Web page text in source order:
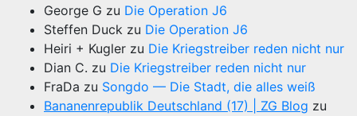
George G zu Die Operation J6
Steffen Duck zu Die Operation J6
Heiri + Kugler zu Die Kriegstreiber reden nicht nur
Dian C. zu Die Kriegstreiber reden nicht nur
FraDa zu Songdo — Die Stadt, die alles weiß
Bananenrepublik Deutschland (17) | ZG Blog zu